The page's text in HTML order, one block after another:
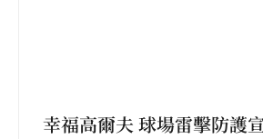
幸福高爾夫 球場雷擊防護